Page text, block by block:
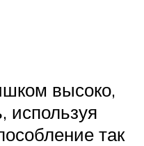
высоко,
используя
так